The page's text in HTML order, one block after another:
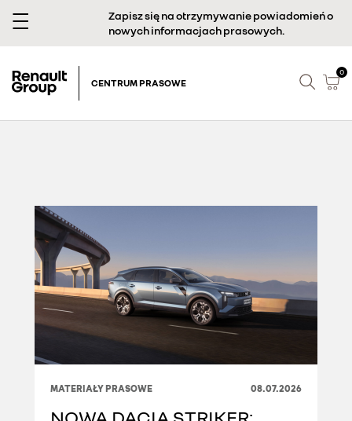
Zapisz się na otrzymywanie powiadomień o
nowych informacjach prasowych.
CENTRUM PRASOWE
0
MATERIAŁY PRASOWE 08.07.2026